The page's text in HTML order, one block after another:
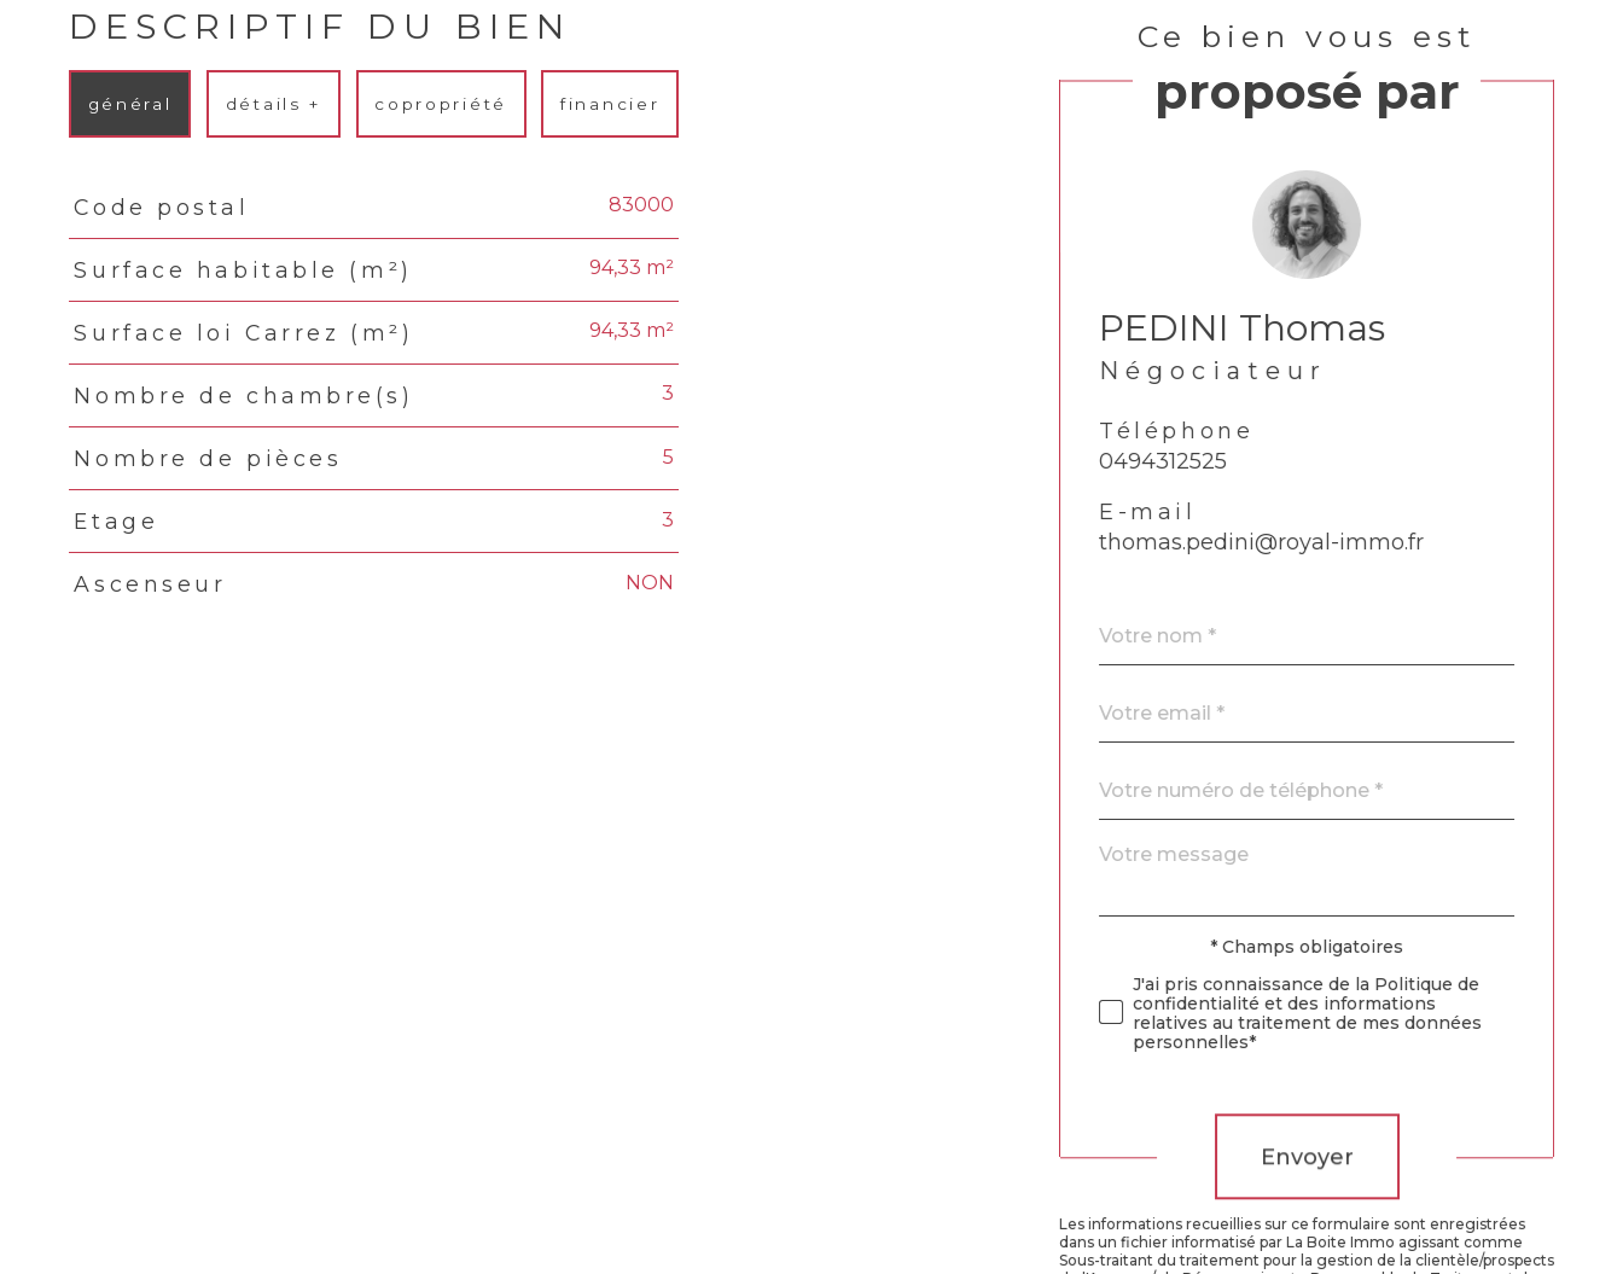
DESCRIPTIF DU BIEN
général détails + copropriété financier
TRAD_PAMPERO_Caracteristique
Code postal 83000
Surface habitable (m²) 94,33 m²
Surface loi Carrez (m²) 94,33 m²
Nombre de chambre(s) 3
Nombre de pièces 5
Etage 3
Ascenseur NON
Ce bien vous est
proposé par
PEDINI Thomas
Négociateur
Téléphone
0494312525
E-mail
thomas.pedini@royal-immo.fr
par
*
*
*
Fieldset
défaut
Message
*
Validation* Champs obligatoires
J'ai pris connaissance de la Politique de
confidentialité et des informations
relatives au traitement de mes données
personnelles*
Envoyer
Les informations recueillies sur ce formulaire sont enregistrées
dans un fichier informatisé par La Boite Immo agissant comme
Sous-traitant du traitement pour la gestion de la clientèle/prospects